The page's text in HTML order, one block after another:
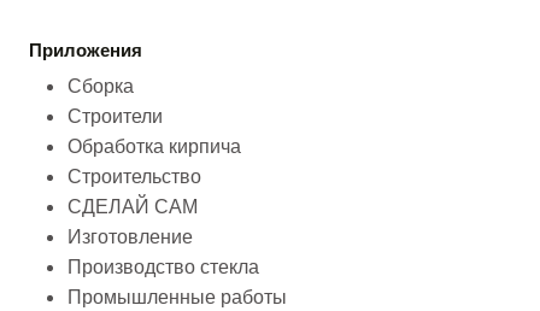
Приложения
Сборка
Строители
Обработка кирпича
Строительство
СДЕЛАЙ САМ
Изготовление
Производство стекла
Промышленные работы